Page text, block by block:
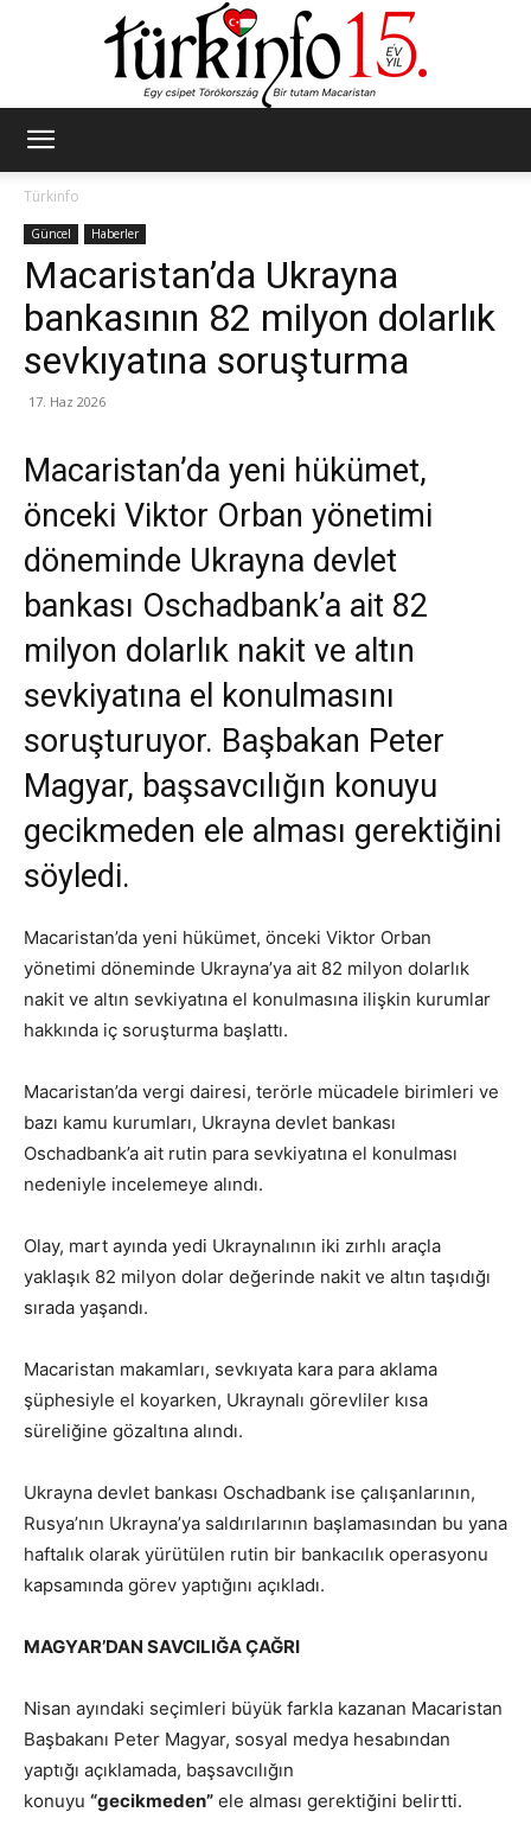
Türkinfo
Güncel Haberler
Macaristan’da Ukrayna
bankasının 82 milyon dolarlık
sevkıyatına soruşturma
17. Haz 2026
Macaristan’da yeni hükümet,
önceki Viktor Orban yönetimi
döneminde Ukrayna devlet
bankası Oschadbank’a ait 82
milyon dolarlık nakit ve altın
sevkiyatına el konulmasını
soruşturuyor. Başbakan Peter
Magyar, başsavcılığın konuyu
gecikmeden ele alması gerektiğini
söyledi.
Macaristan’da yeni hükümet, önceki Viktor Orban
yönetimi döneminde Ukrayna’ya ait 82 milyon dolarlık
nakit ve altın sevkiyatına el konulmasına ilişkin kurumlar
hakkında iç soruşturma başlattı.
Macaristan’da vergi dairesi, terörle mücadele birimleri ve
bazı kamu kurumları, Ukrayna devlet bankası
Oschadbank’a ait rutin para sevkiyatına el konulması
nedeniyle incelemeye alındı.
Olay, mart ayında yedi Ukraynalının iki zırhlı araçla
yaklaşık 82 milyon dolar değerinde nakit ve altın taşıdığı
sırada yaşandı.
Macaristan makamları, sevkıyata kara para aklama
şüphesiyle el koyarken, Ukraynalı görevliler kısa
süreliğine gözaltına alındı.
Ukrayna devlet bankası Oschadbank ise çalışanlarının,
Rusya’nın Ukrayna’ya saldırılarının başlamasından bu yana
haftalık olarak yürütülen rutin bir bankacılık operasyonu
kapsamında görev yaptığını açıkladı.
MAGYAR’DAN SAVCILIĞA ÇAĞRI
Nisan ayındaki seçimleri büyük farkla kazanan Macaristan
Başbakanı Peter Magyar, sosyal medya hesabından
yaptığı açıklamada, başsavcılığın
konuyu “gecikmeden” ele alması gerektiğini belirtti.